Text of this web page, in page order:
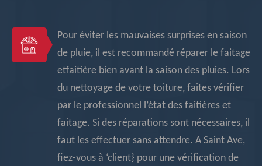
Pour éviter les mauvaises surprises en saison
de pluie, il est recommandé réparer le faitage
etfaitière bien avant la saison des pluies. Lors
du nettoyage de votre toiture, faites vérifier
par le professionnel l’état des faitières et
faitage. Si des réparations sont nécessaires, il
faut les effectuer sans attendre. A Saint Ave,
fiez-vous à ‘client} pour une vérification de